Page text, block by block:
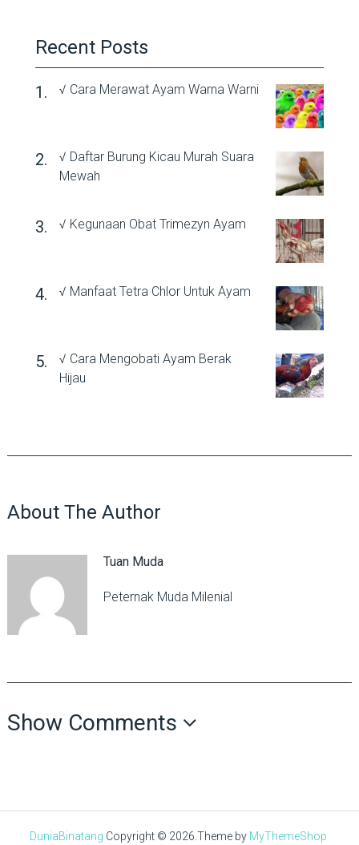
Recent Posts
√ Cara Merawat Ayam Warna Warni
√ Daftar Burung Kicau Murah Suara
Mewah
√ Kegunaan Obat Trimezyn Ayam
√ Manfaat Tetra Chlor Untuk Ayam
√ Cara Mengobati Ayam Berak
Hijau
About The Author
Tuan Muda
Peternak Muda Milenial
Show Comments
DuniaBinatang Copyright © 2026. Theme by MyThemeShop